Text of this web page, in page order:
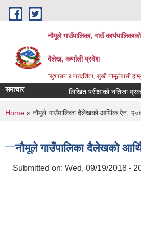
Skip to main content
नौमूले गाउँपालिका, गाउँ
दैलेख, कर्णाली प्रदेश
"सुशासन र पारदर्शिता, सुखी नौमूलेबासी
समाचार लिखित परीक्षाको नतिजा प्रकाशन
You are here
Home » नौमूले गाउँपालिका दैलेखको आर्थिक ऐन,
नौमूले गाउँपालिका दैलेखको
Submitted on: Wed, 09/19/2018 -